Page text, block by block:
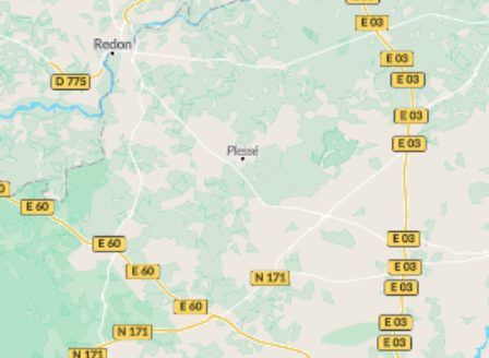
urbains mêlant logements, commerces, bureaux et
espaces verts.
Lademande locative y est soutenue , portée par
les étudiants, les jeunes actifs et les familles.
Investir dans le neuf à Nantes
permet ainsi de
viser une mise en location rapide, tout en
s’inscrivant dans une logique de valorisation
patrimoniale sur le long terme.
Immobilier neuf à Saint-Nazaire